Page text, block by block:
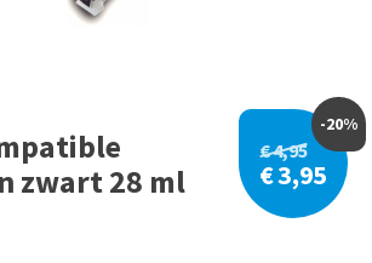
zwart 28 ml
€ 4,95
-20%
€ 3,95